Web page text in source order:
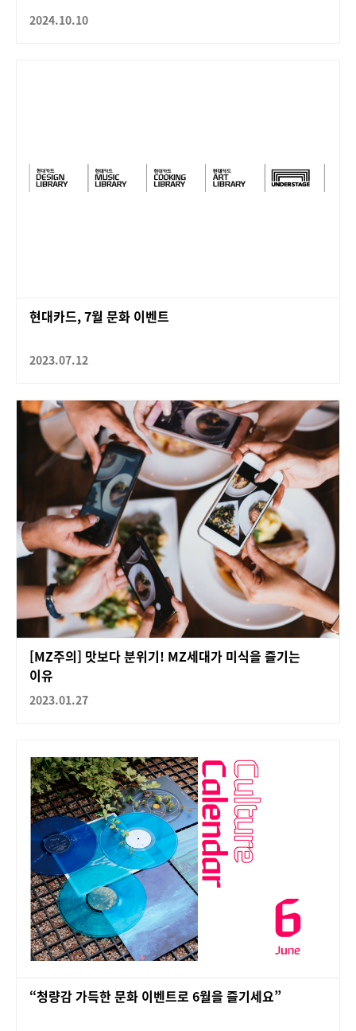
2024.10.10
현대카드, 7월 문화 이벤트
2023.07.12
[MZ주의] 맛보다 분위기! MZ세대가 미식을 즐기는
이유
2023.01.27
“청량감 가득한 문화 이벤트로 6월을 즐기세요”